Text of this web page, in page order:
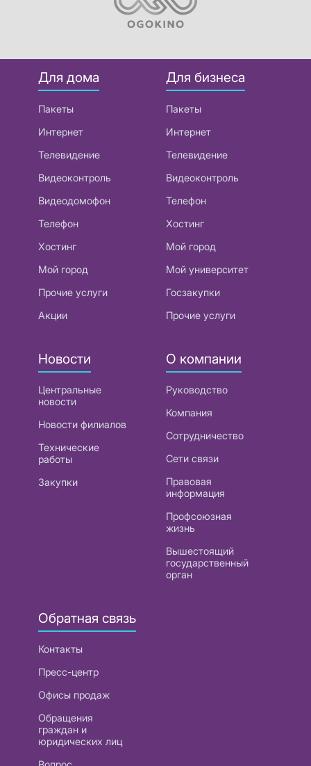
Для дома
Пакеты
Интернет
Телевидение
Видеоконтроль
Видеодомофон
Телефон
Хостинг
Мой город
Прочие услуги
Акции
Для бизнеса
Пакеты
Интернет
Телевидение
Видеоконтроль
Телефон
Хостинг
Мой город
Мой университет
Госзакупки
Прочие услуги
Новости
Центральные
новости
Новости филиалов
Технические
работы
Закупки
О компании
Руководство
Компания
Сотрудничество
Сети связи
Правовая
информация
Профсоюзная
жизнь
Вышестоящий
государственный
орган
Обратная связь
Контакты
Пресс-центр
Офисы продаж
Обращения
граждан и
юридических лиц